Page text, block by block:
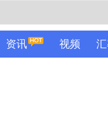
资讯 视频